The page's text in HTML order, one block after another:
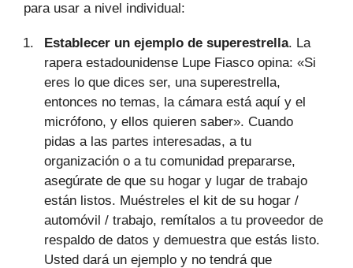
para usar a nivel individual:
Establecer un ejemplo de superestrella. La
rapera estadounidense Lupe Fiasco opina: «Si
eres lo que dices ser, una superestrella,
entonces no temas, la cámara está aquí y el
micrófono, y ellos quieren saber». Cuando
pidas a las partes interesadas, a tu
organización o a tu comunidad prepararse,
asegúrate de que su hogar y lugar de trabajo
están listos. Muéstreles el kit de su hogar /
automóvil / trabajo, remítalos a tu proveedor de
respaldo de datos y demuestra que estás listo.
Usted dará un ejemplo y no tendrá que